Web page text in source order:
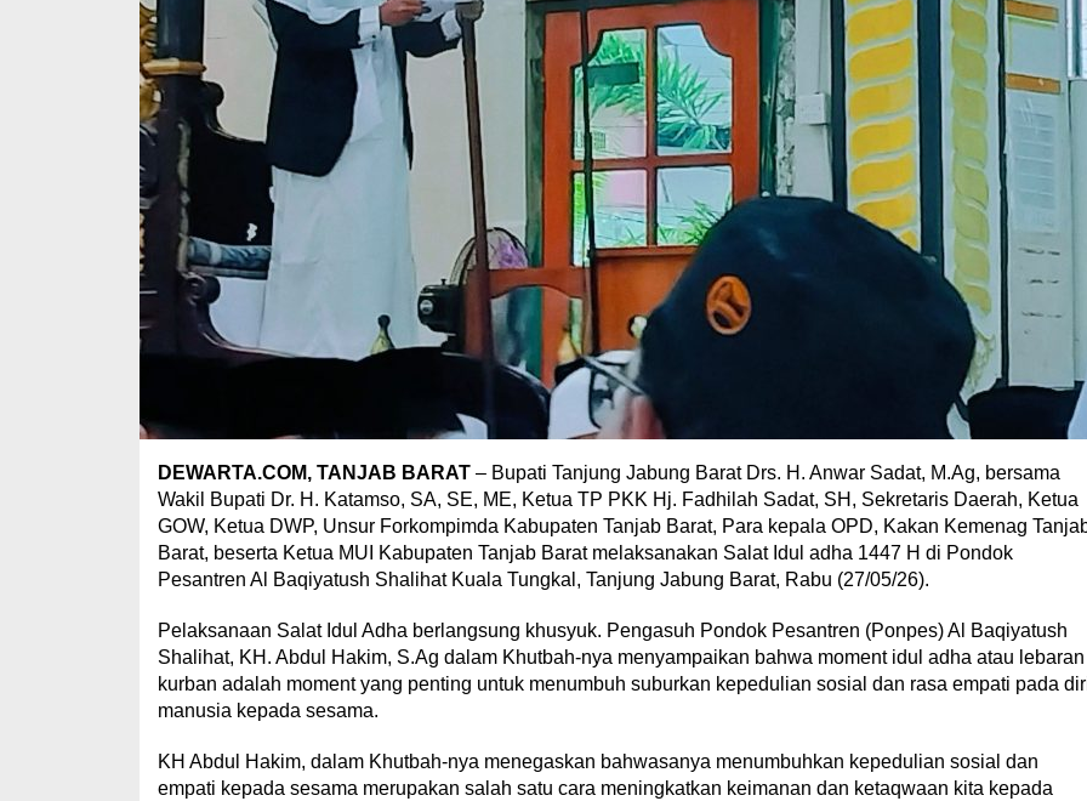
DEWARTA.COM, TANJAB BARAT– Bupati Tanjung Jabung Barat Drs. H. Anwar Sadat, M.Ag, bersama
Wakil Bupati Dr. H. Katamso, SA, SE, ME, Ketua TP PKK Hj. Fadhilah Sadat, SH, Sekretaris Daerah, Ketua
GOW, Ketua DWP, Unsur Forkompimda Kabupaten Tanjab Barat, Para kepala OPD, Kakan Kemenag
Barat, beserta Ketua MUI Kabupaten Tanjab Barat melaksanakan Salat Idul adha 1447 H di Pondok
Pesantren Al Baqiyatush Shalihat Kuala Tungkal, Tanjung Jabung Barat, Rabu (27/05/26).
Pelaksanaan Salat Idul Adha berlangsung khusyuk. Pengasuh Pondok Pesantren (Ponpes) Al Baqiyatush
Shalihat, KH. Abdul Hakim, S.Ag dalam Khutbah-nya menyampaikan bahwa moment idul adha atau lebaran
kurban adalah moment yang penting untuk menumbuh suburkan kepedulian sosial dan rasa empati pada
manusia kepada sesama.
KH Abdul Hakim, dalam Khutbah-nya menegaskan bahwasanya menumbuhkan kepedulian sosial dan
empati kepada sesama merupakan salah satu cara meningkatkan keimanan dan ketaqwaan kita kepada